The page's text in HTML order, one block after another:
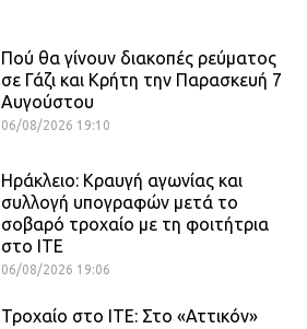
Πού θα γίνουν διακοπές ρεύματος
σε Γάζι και Κρήτη την Παρασκευή 7
Αυγούστου
06/08/2026 19:10
Ηράκλειο: Κραυγή αγωνίας και
συλλογή υπογραφών μετά το
σοβαρό τροχαίο με τη φοιτήτρια
στο ΙΤΕ
06/08/2026 19:06
Τροχαίο στο ΙΤΕ: Στο «Αττικόν»